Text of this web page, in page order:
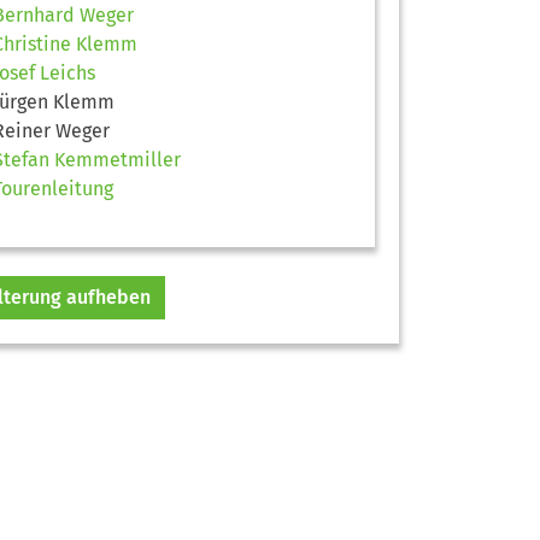
Weger
Klemm
Leichs
Klemm
Weger
Kemmetmiller
aufheben